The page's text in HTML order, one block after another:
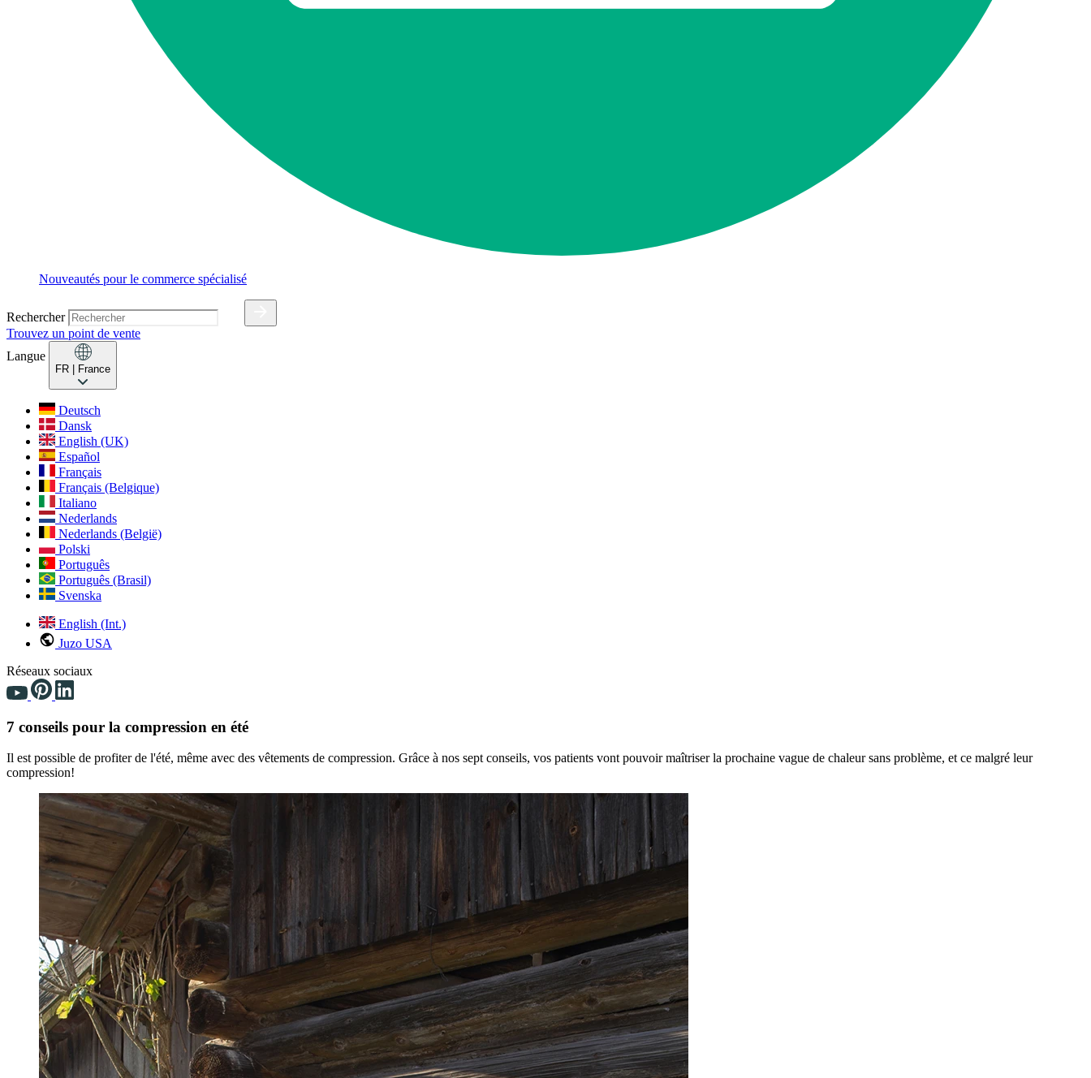
Nouveautés pour le commerce spécialisé
Rechercher
Trouvez un point de vente
Langue
FR | France
Deutsch
Dansk
English (UK)
Español
Français
Français (Belgique)
Italiano
Nederlands
Nederlands (België)
Polski
Português
Português (Brasil)
Svenska
English (Int.)
Juzo USA
Réseaux sociaux
7 conseils pour la compression en été
Il est possible de profiter de l'été, même avec des vêtements de compression. Grâce à nos sept conseils, vos patients vont pouvoir maîtriser la prochaine vague de chaleur sans problème, et ce malgré leur
compression!